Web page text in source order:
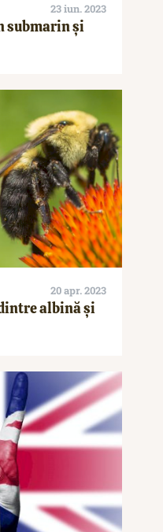
23 iun. 2023
submarin și
20 apr. 2023
albină și